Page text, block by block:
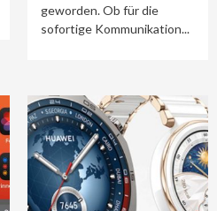
geworden. Ob für die
sofortige Kommunikation...